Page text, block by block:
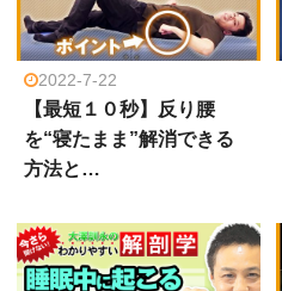
2022-7-22
【最短１０秒】反り腰
を“寝たまま”解消できる
方法と…